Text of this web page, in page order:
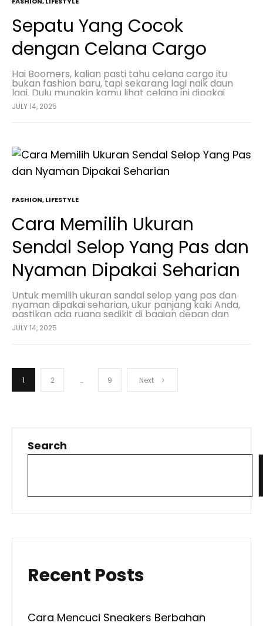
Sepatu Yang Cocok
dengan Celana Cargo
Hai Boomers, kalian pasti tahu celana cargo itu
bukan fashion baru, tapi sekarang lagi naik daun
lagi. Dulu mungkin kamu lihat celana ini dipakai
tukang bangunan atau anak outdoor, tapi…
JULY 14, 2025
FASHION,LIFESTYLE
Cara Memilih Ukuran
Sendal Selop Yang Pas dan
Nyaman Dipakai Seharian
Untuk memilih ukuran sandal selop yang pas dan
nyaman dipakai seharian, ukur panjang kaki Anda,
pastikan ada ruang sedikit di bagian depan dan
belakang sandal, dan coba sandal pada sore hari…
JULY 14, 2025
Posts
1 2 … 9 Next
Search
Recent Posts
Cara Mencuci Sneakers Berbahan